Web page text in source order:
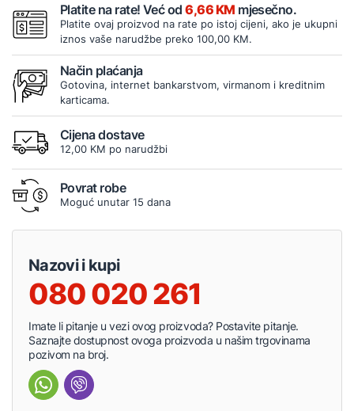
Platite na rate! Već od6,66 KM mjesečno.
Platite ovaj proizvod na rate po istoj cijeni, ako je ukupni
iznos vaše narudžbe preko 100,00 KM.
Način plaćanja
Gotovina, internet bankarstvom, virmanom i kreditnim
karticama.
Cijena dostave
12,00 KM po narudžbi
Povrat robe
Moguć unutar 15 dana
Nazovi i kupi
080 020 261
Imate li pitanje u vezi ovog proizvoda? Postavite pitanje.
Saznajte dostupnost ovoga proizvoda u našim trgovinama
pozivom na broj.